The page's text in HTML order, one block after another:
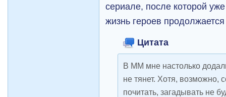
сериале, после которой
жизнь героев
Цитата
В ММ мне настолько
не тянет. Хотя, возможно,
почитать, загадывать не